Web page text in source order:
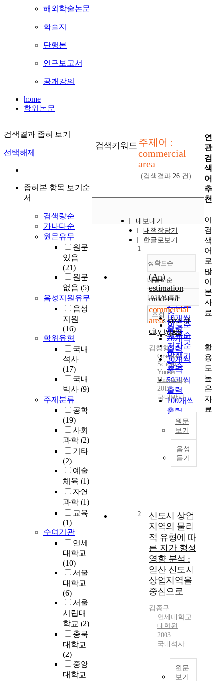
해외학술논문
학술지
단행본
연구보고서
공개강의
home
학위논문
검색결과 좁혀 보기
선택해제
좁혀본 항목 보기순
서
검색량순
가나다순
원문유무
원문
있음
(21)
원문
없음 (5)
음성지원유무
음성
지원
(16)
학위유형
국내
석사
(17)
국내
박사 (9)
주제분류
공학
(19)
사회
과학 (2)
기타
(2)
예술
체육 (1)
자연
과학 (1)
교육
(1)
수여기관
연세
대학교
(10)
서울
대학교
(6)
서울
시립대
학교 (2)
충북
대학교
(2)
중앙
대학교
검색키워드 주제어 :
commercial
area
(검색결과 26 건)
내보내기
내책장담기
한글로보기
정확도순
정확도
순
인기도
순
연도순
제목순
저자순
발행기
관순
내림차순
내림차순
10개씩 출력
10개씩
출력
20개씩
출력
30개씩
출력
50개씩
출력
100개씩
출력
조회
1
(An)
estimation
model of
commercial
areas size of
city types
김창형
Graduate
School,
Yonsei
University
2019
국내박사
원문
보기
음성
듣기
2
신도시 상업
지역의 물리
적 유형에 따
른 지가 형성
영향 분석 :
일산 신도시
상업지역을
중심으로
김종규
연세대학교
대학원
2003
국내석사
원문
보기
연
관
검
색
어
추
천
이
검
색
어
로
많
이
본
자
료
활
용
도
높
은
자
료